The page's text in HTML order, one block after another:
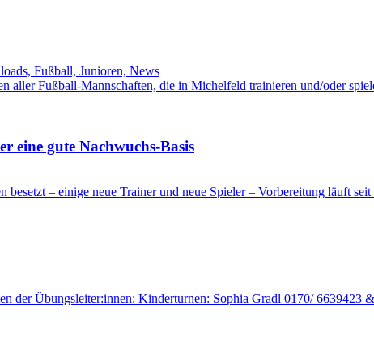
Fußball, Junioren, News
aller Fußball-Mannschaften, die in Michelfeld trainieren und/oder
eine gute Nachwuchs-Basis
besetzt – einige neue Trainer und neue Spieler – Vorbereitung läuft
der Übungsleiter:innen: Kinderturnen: Sophia Gradl 0170/